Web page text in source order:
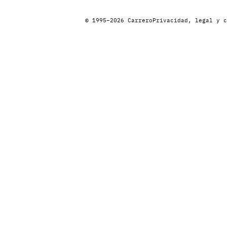
© 1995–2026 CarreroPrivacidad, legal y